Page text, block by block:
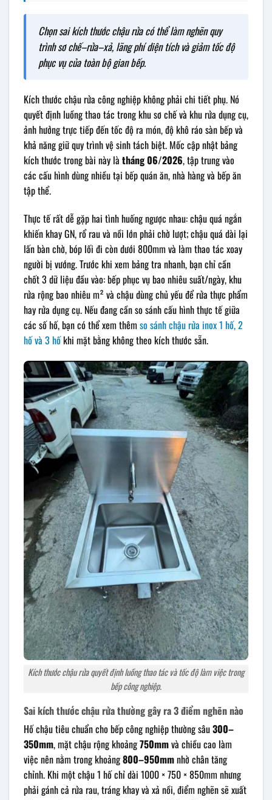
Chọn sai kích thước chậu rửa có thể làm nghẽn quy
trình sơ chế–rửa–xả, lãng phí diện tích và giảm tốc độ
phục vụ của toàn bộ gian bếp.
Kích thước chậu rửa công nghiệp không phải chi tiết phụ. Nó
quyết định luồng thao tác trong khu sơ chế và khu rửa dụng cụ,
ảnh hưởng trực tiếp đến tốc độ ra món, độ khô ráo sàn bếp và
khả năng giữ quy trình vệ sinh tách biệt. Mốc cập nhật bảng
kích thước trong bài này là tháng 06/2026, tập trung vào
các cấu hình dùng nhiều tại bếp quán ăn, nhà hàng và bếp ăn
tập thể.
Thực tế rất dễ gặp hai tình huống ngược nhau: chậu quá ngắn
khiến khay GN, rổ rau và nồi lớn phải chờ lượt; chậu quá dài lại
lấn bàn chờ, bóp lối đi còn dưới 800mm và làm thao tác xoay
người bị vướng. Trước khi xem bảng tra nhanh, bạn chỉ cần
chốt 3 dữ liệu đầu vào: bếp phục vụ bao nhiêu suất/ngày, khu
rửa rộng bao nhiêu m² và chậu dùng chủ yếu để rửa thực phẩm
hay rửa dụng cụ. Nếu đang cần so sánh cấu hình thực tế giữa
các số hố, bạn có thể xem thêm so sánh chậu rửa inox 1 hố, 2
hố và 3 hốkhi mặt bằng không theo kích thước sẵn.
Kích thước chậu rửa quyết định luồng thao tác và tốc độ làm việc trong
bếp công nghiệp.
Sai kích thước chậu rửa thường gây ra 3 điểm nghẽn nào
Hố chậu tiêu chuẩn cho bếp công nghiệp thường sâu300–
350mm, mặt chậu rộng khoảng750mmvà chiều cao làm
việc nên nằm trong khoảng800–950mmnhờ chân tăng
chỉnh. Khi một chậu 1 hố chỉ dài 1000 × 750 × 850mm nhưng
phải gánh cả rửa rau, tráng khay và xả nồi, điểm nghẽn sẽ xuất